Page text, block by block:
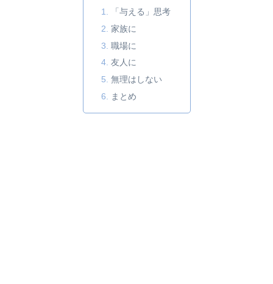
「与える」思考
家族に
職場に
友人に
無理はしない
まとめ